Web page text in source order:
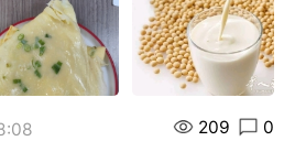
209 0